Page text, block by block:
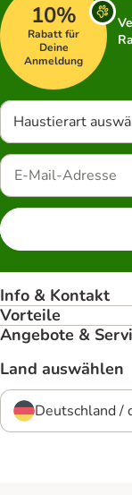
10%
Rabatt für
Deine
Anmeldung
Haustierart
Info & Kontakt
Vorteile
Angebote &
Land auswählen
Deutschland /